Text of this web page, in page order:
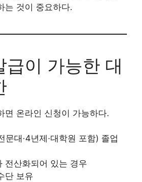
는 것이 중요하다.
급이 가능한 대
면 온라인 신청이 가능하다.
문대·4년제·대학원 포함) 졸업
전산화되어 있는 경우
단 보유